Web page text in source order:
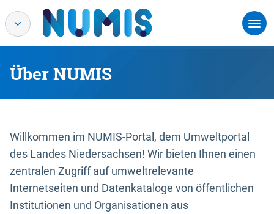
Über NUMIS
Willkommen im NUMIS-Portal, dem Umweltportal
des Landes Niedersachsen! Wir bieten Ihnen einen
zentralen Zugriff auf umweltrelevante
Internetseiten und Datenkataloge von öffentlichen
Institutionen und Organisationen aus